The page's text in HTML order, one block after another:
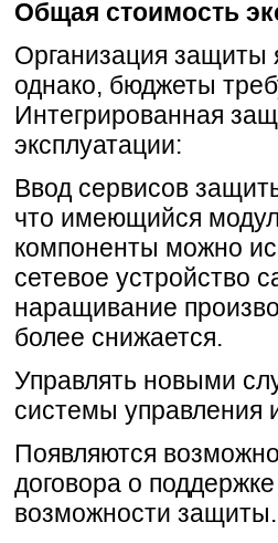
Общая стоимость
Организация защиты
однако, бюджеты
Интегрированная
эксплуатации:
Ввод сервисов
что имеющийся
компоненты можно
сетевое устройство
наращивание
более снижается.
Управлять новыми
системы управления
Появляются
договора о
возможности защиты.